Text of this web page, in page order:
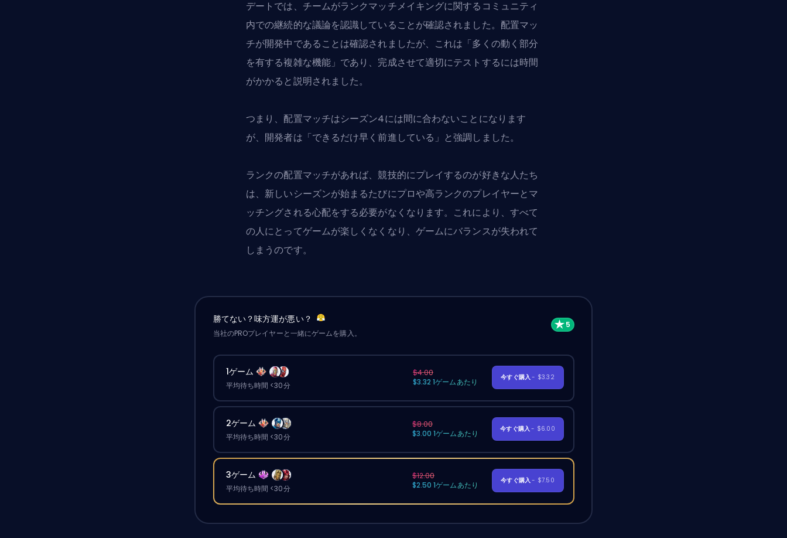
デートでは、チームがランクマッチメイキングに関するコミュニティ
内での継続的な議論を認識していることが確認されました。配置マッ
チが開発中であることは確認されましたが、これは「多くの動く部分
を有する複雑な機能」であり、完成させて適切にテストするには時間
がかかると説明されました。
つまり、配置マッチはシーズン4には間に合わないことになります
が、開発者は「できるだけ早く前進している」と強調しました。
ランクの配置マッチがあれば、競技的にプレイするのが好きな人たち
は、新しいシーズンが始まるたびにプロや高ランクのプレイヤーとマ
ッチングされる心配をする必要がなくなります。これにより、すべて
の人にとってゲームが楽しくなくなり、ゲームにバランスが失われて
しまうのです。
勝てない？味方運が悪い？
当社のPROプレイヤーと一緒にゲームを購入。
1ゲーム
平均待ち時間 <30分
$4.00
$3.32 1ゲームあたり
今すぐ購入- $3.32
2ゲーム
平均待ち時間 <30分
$8.00
$3.00 1ゲームあたり
今すぐ購入- $6.00
3ゲーム
平均待ち時間 <30分
$12.00
$2.50 1ゲームあたり
今すぐ購入- $7.50